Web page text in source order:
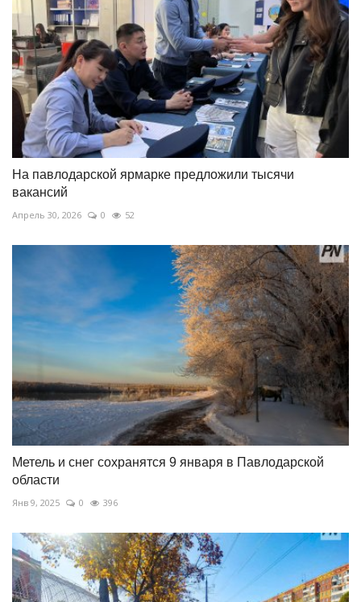
На павлодарской ярмарке предложили тысячи
вакансий
Апрель 30, 2026 0 52
Метель и снег сохранятся 9 января в Павлодарской
области
Янв 9, 2025 0 396